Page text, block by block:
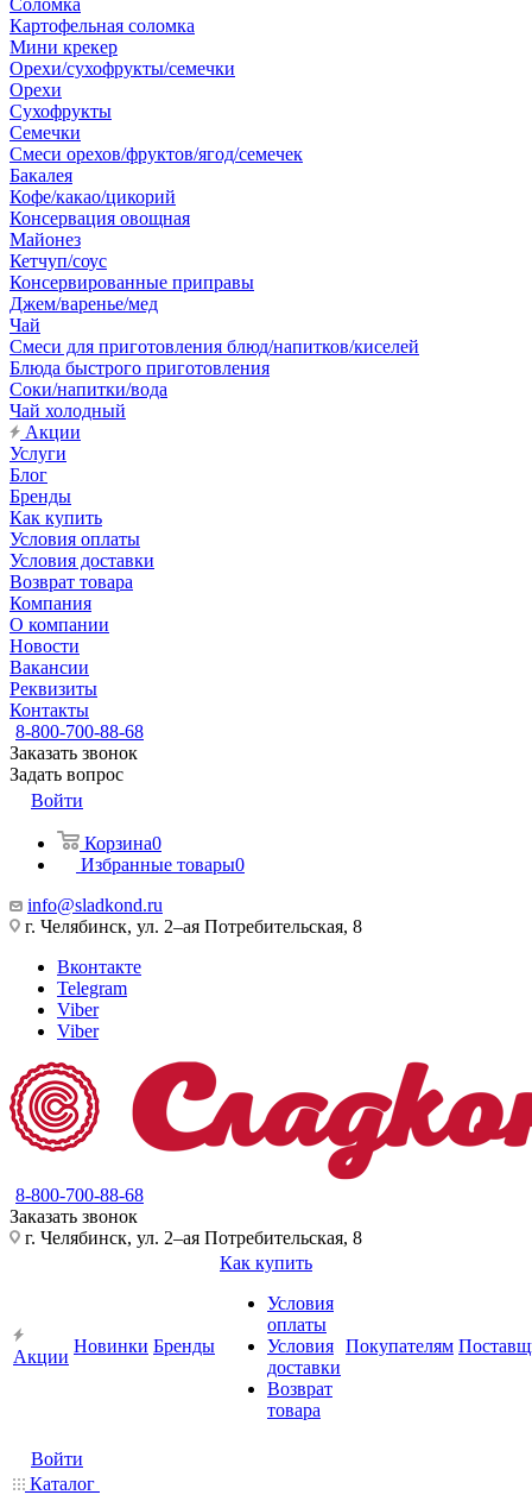
Соломка
Картофельная соломка
Мини крекер
Орехи/сухофрукты/семечки
Орехи
Сухофрукты
Семечки
Смеси орехов/фруктов/ягод/семечек
Бакалея
Кофе/какао/цикорий
Консервация овощная
Майонез
Кетчуп/соус
Консервированные приправы
Джем/варенье/мед
Чай
Смеси для приготовления блюд/напитков/киселей
Блюда быстрого приготовления
Соки/напитки/вода
Чай холодный
Акции
Услуги
Блог
Бренды
Как купить
Условия оплаты
Условия доставки
Возврат товара
Компания
О компании
Новости
Вакансии
Реквизиты
Контакты
8-800-700-88-68
Заказать звонок
Задать вопрос
Войти
Корзина0
Избранные товары0
info@sladkond.ru
г. Челябинск, ул. 2–ая Потребительская, 8
Вконтакте
Telegram
Viber
Viber
8-800-700-88-68
Заказать звонок
г. Челябинск, ул. 2–ая Потребительская, 8
Акции
Новинки Бренды
Как купить
Условия
оплаты
Условия
доставки
Возврат
товара
Покупателям
Войти
Каталог